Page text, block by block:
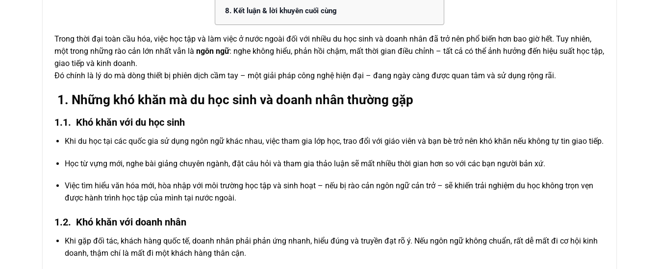
8. Kết luận & lời khuyên cuối cùng
Trong thời đại toàn cầu hóa, việc học tập và làm việc ở nước ngoài đối với nhiều du học sinh và doanh nhân đã trở nên phổ biến hơn bao giờ hết. Tuy nhiên,
một trong những rào cản lớn nhất vẫn là ngôn ngữ: nghe không hiểu, phản hồi chậm, mất thời gian điều chỉnh – tất cả có thể ảnh hưởng đến hiệu suất học tập,
giao tiếp và kinh doanh.
Đó chính là lý do mà dòng thiết bị phiên dịch cầm tay – một giải pháp công nghệ hiện đại – đang ngày càng được quan tâm và sử dụng rộng rãi.
1. Những khó khăn mà du học sinh và doanh nhân thường gặp
1.1. Khó khăn với du học sinh
Khi du học tại các quốc gia sử dụng ngôn ngữ khác nhau, việc tham gia lớp học, trao đổi với giáo viên và bạn bè trở nên khó khăn nếu không tự tin giao tiếp.
Học từ vựng mới, nghe bài giảng chuyên ngành, đặt câu hỏi và tham gia thảo luận sẽ mất nhiều thời gian hơn so với các bạn người bản xứ.
Việc tìm hiểu văn hóa mới, hòa nhập với môi trường học tập và sinh hoạt – nếu bị rào cản ngôn ngữ cản trở – sẽ khiến trải nghiệm du học không trọn vẹn
được hành trình học tập của mình tại nước ngoài.
1.2. Khó khăn với doanh nhân
Khi gặp đối tác, khách hàng quốc tế, doanh nhân phải phản ứng nhanh, hiểu đúng và truyền đạt rõ ý. Nếu ngôn ngữ không chuẩn, rất dễ mất đi cơ hội kinh
doanh, thậm chí là mất đi một khách hàng thân cận.